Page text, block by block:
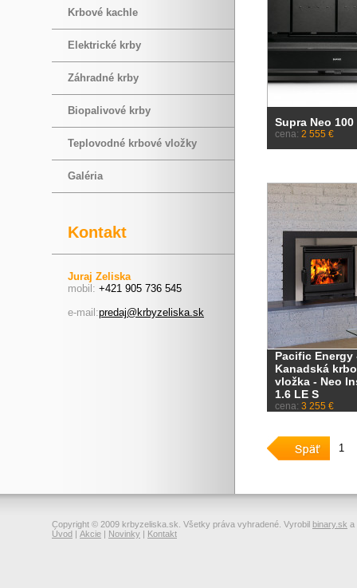
Krbové kachle
Elektrické krby
Záhradné krby
Biopalivové krby
Teplovodné krbové vložky
Galéria
Kontakt
Juraj Zeliska
mobil: +421 905 736 545
e-mail:predaj@krbyzeliska.sk
Supra Neo 100
cena: 2 555 €
Pacific Energy
Kanadská
vložka - Neo
1.6 LE S
cena: 3 255 €
1
Copyright © 2009 krbyzeliska.sk. Všetky práva vyhradené. Vyrobil binary.sk a
Úvod | Akcie | Novinky | Kontakt